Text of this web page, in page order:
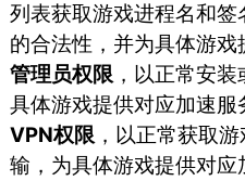
列表获取游戏进程名和
的合法性，并为具体游戏
管理员权限 ，以正常安
具体游戏提供对应加速服
VPN权限 ，以正常获取
输，为具体游戏提供对应